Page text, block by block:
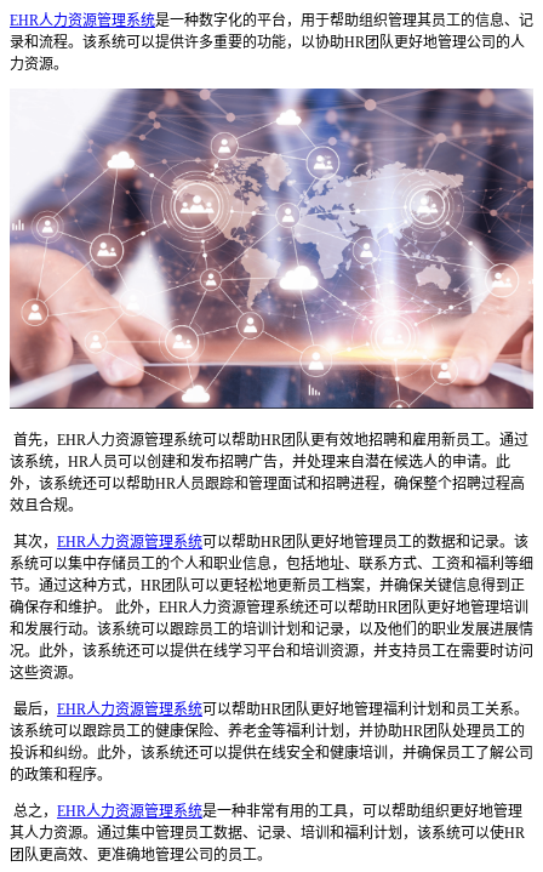
EHR人力资源管理系统是一种数字化的平台，用于帮助组织管理其员工的信息、记
录和流程。该系统可以提供许多重要的功能，以协助HR团队更好地管理公司的人
力资源。
首先，EHR人力资源管理系统可以帮助HR团队更有效地招聘和雇用新员工。通过
该系统，HR人员可以创建和发布招聘广告，并处理来自潜在候选人的申请。此
外，该系统还可以帮助HR人员跟踪和管理面试和招聘进程，确保整个招聘过程高
效且合规。
其次， EHR人力资源管理系统可以帮助HR团队更好地管理员工的数据和记录。该
系统可以集中存储员工的个人和职业信息，包括地址、联系方式、工资和福利等细
节。通过这种方式，HR团队可以更轻松地更新员工档案，并确保关键信息得到正
确保存和维护。 此外，EHR人力资源管理系统还可以帮助HR团队更好地管理培训
和发展行动。该系统可以跟踪员工的培训计划和记录，以及他们的职业发展进展情
况。此外，该系统还可以提供在线学习平台和培训资源，并支持员工在需要时访问
这些资源。
最后， EHR人力资源管理系统可以帮助HR团队更好地管理福利计划和员工关系。
该系统可以跟踪员工的健康保险、养老金等福利计划，并协助HR团队处理员工的
投诉和纠纷。此外，该系统还可以提供在线安全和健康培训，并确保员工了解公司
的政策和程序。
总之， EHR人力资源管理系统是一种非常有用的工具，可以帮助组织更好地管理
其人力资源。通过集中管理员工数据、记录、培训和福利计划，该系统可以使HR
团队更高效、更准确地管理公司的员工。